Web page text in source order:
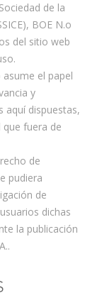
de la
BOE N.o
del sitio web
el papel
y
aquí dispuestas,
fuera de
de
pudiera
de
dichas
la publicación